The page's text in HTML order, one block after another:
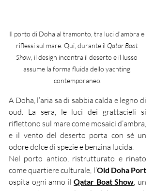
Il porto di Doha al tramonto, tra luci d’ambra e
riflessi sul mare. Qui, durante il Qatar Boat
Show , il design incontra il deserto e il lusso
assume la forma fluida dello yachting
contemporaneo.
A Doha, l’aria sa di sabbia calda e legno di
oud.
La sera, le luci dei grattacieli si
riflettono sul mare come mosaici d’ambra,
e il vento del deserto porta con sé un
odore dolce di spezie e benzina lucida.
Nel porto antico, ristrutturato e rinato
come quartiere culturale, l’Old Doha Port
ospita ogni anno il Qatar Boat Show , un